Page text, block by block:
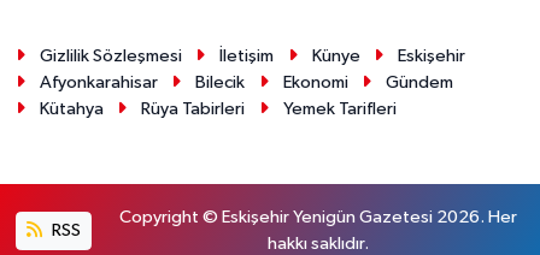
Gizlilik Sözleşmesi İletişim Künye
Eskişehir
Afyonkarahisar
Bilecik Ekonomi
Gündem
Kütahya
Rüya Tabirleri Yemek Tarifleri
RSS
Copyright © Eskişehir Yenigün Gazetesi 2026. Her
hakkı saklıdır.